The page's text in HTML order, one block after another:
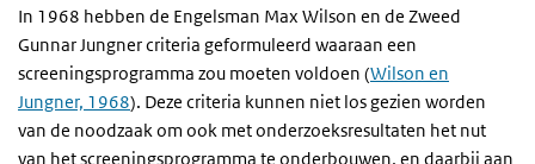
In 1968 hebben de Engelsman Max Wilson en de Zweed
Gunnar Jungner criteria geformuleerd waaraan een
screeningsprogramma zou moeten voldoen (Wilson en
Jungner, 1968). Deze criteria kunnen niet los gezien worden
van de noodzaak om ook met onderzoeksresultaten het nut
van het screeningsprogramma te onderbouwen, en daarbij aan